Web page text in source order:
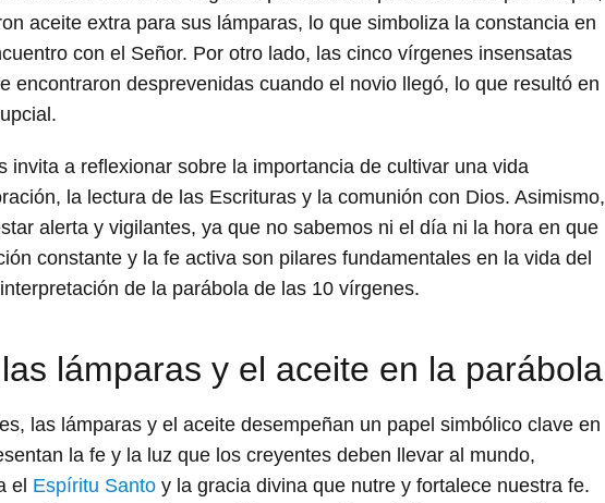
aceite extra para sus lámparas, lo que simboliza la constancia en
con el Señor. Por otro lado, las cinco vírgenes insensatas
encontraron desprevenidas cuando el novio llegó, lo que resultó en
invita a reflexionar sobre la importancia de cultivar una vida
la lectura de las Escrituras y la comunión con Dios. Asimismo,
alerta y vigilantes, ya que no sabemos ni el día ni la hora en que
constante y la fe activa son pilares fundamentales en la vida del
de la parábola de las 10 vírgenes.
lámparas y el aceite en la parábola
las lámparas y el aceite desempeñan un papel simbólico clave en
la fe y la luz que los creyentes deben llevar al mundo,
el Espíritu Santo y la gracia divina que nutre y fortalece nuestra fe.